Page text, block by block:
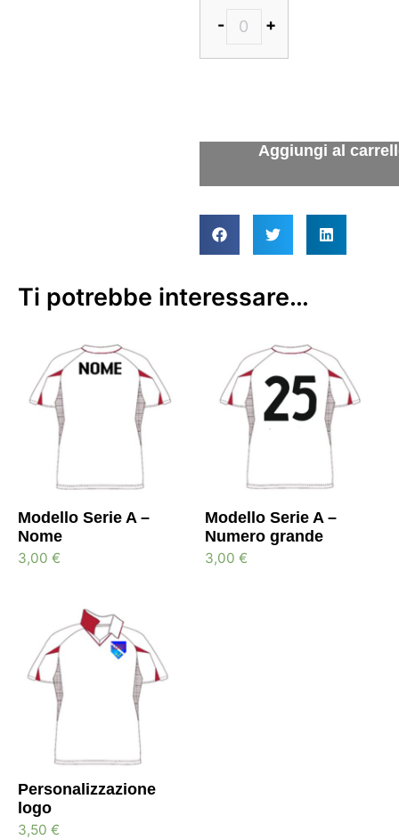
- +
Ti potrebbe interessare…
Modello Serie A –
Nome
3,00 €
Modello Serie A –
Numero grande
3,00 €
Personalizzazione
logo
3,50 €